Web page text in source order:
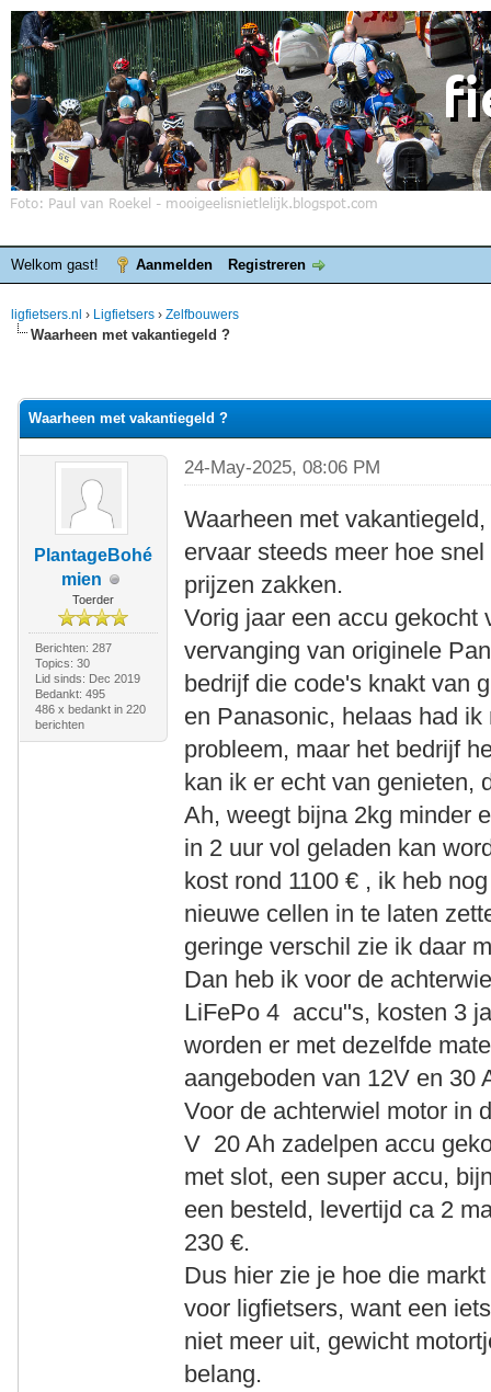
Welkom gast! Aanmelden Registreren
ligfietsers.nl › Ligfietsers › Zelfbouwers
Waarheen met vakantiegeld ?
Waarheen met vakantiegeld ?
PlantageBohé
mien
Toerder
Berichten: 287
Topics: 30
Lid sinds: Dec 2019
Bedankt: 495
486 x bedankt in 220
berichten
24-May-2025, 08:06 PM
Waarheen met
ervaar steeds meer hoe
prijzen zakken.
Vorig jaar een accu gekocht
vervanging van originele
bedrijf die code's knakt van
en Panasonic, helaas had
probleem, maar het bedrijf
kan ik er echt van genieten,
Ah, weegt bijna 2kg minder
in 2 uur vol geladen kan
kost rond 1100 € , ik heb
nieuwe cellen in te laten
geringe verschil zie ik daar
Dan heb ik voor de
LiFePo 4 accu"s, kosten 3
worden er met dezelfde
aangeboden van 12V en 30
Voor de achterwiel motor in
V 20 Ah zadelpen accu
met slot, een super accu,
een besteld, levertijd ca 2
230 €.
Dus hier zie je hoe die
voor ligfietsers, want een
niet meer uit, gewicht
belang.